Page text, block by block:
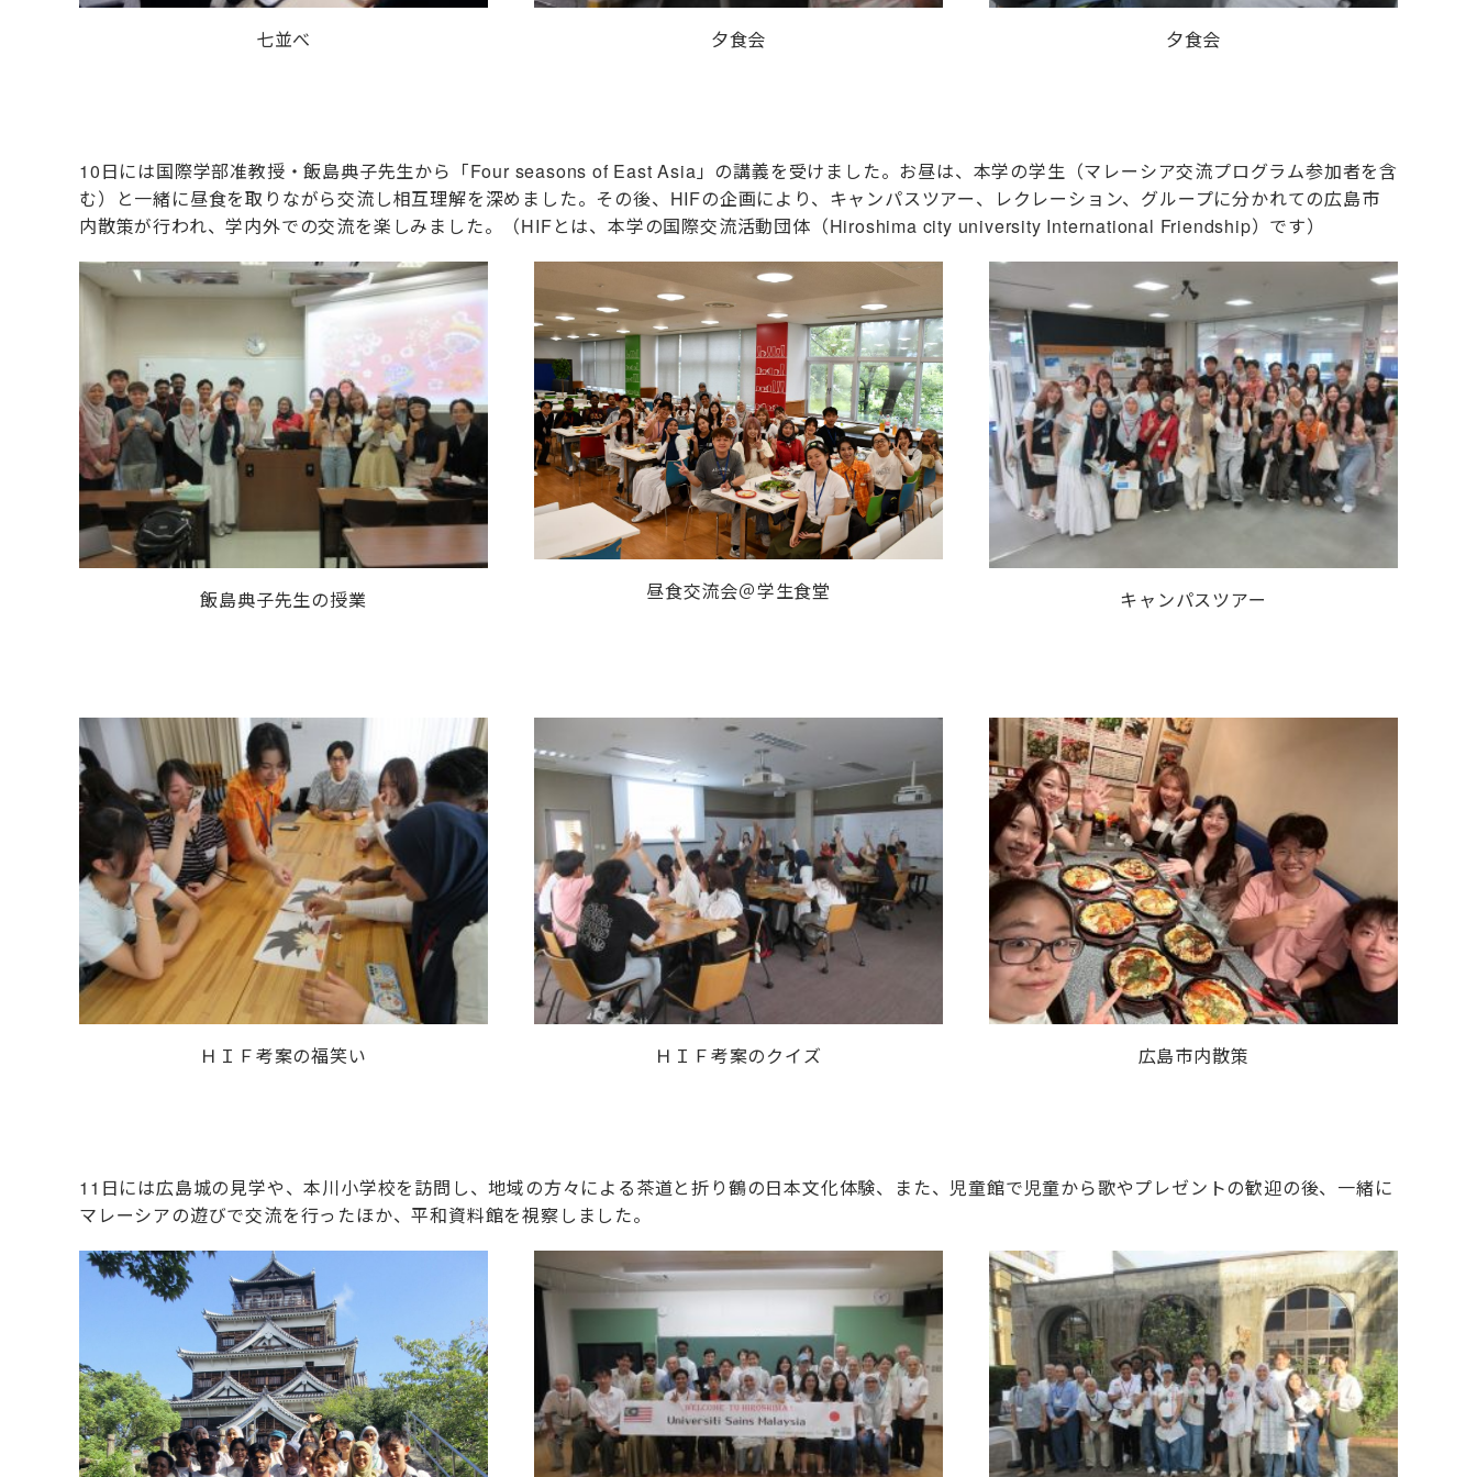
七並べ 夕食会 夕食会
10日には国際学部准教授・飯島典子先生から「Four seasons of East Asia」の講義を受けました。お昼は、本学の学生（マレーシア交流プログラム参加者を含
む）と一緒に昼食を取りながら交流し相互理解を深めました。その後、 HIFの企画により、キャンパスツアー、レクレーション、グループに分かれての広島市
内散策が行われ、学内外での交流を楽しみました。（HIFとは、本学の国際交流活動団体（Hiroshima city university International Friendship）です）
飯島典子先生の授業 昼食交流会＠学生食堂 キャンパスツアー
ＨＩＦ考案の福笑い ＨＩＦ考案のクイズ 広島市内散策
11 日には広島城の見学や、本川小学校を訪問し、地域の方々による茶道と折り鶴の日本文化体験、また、児童館で児童から歌やプレゼントの歓迎の後、一緒に
マレーシアの遊びで交流を行ったほか、平和資料館を視察しました。